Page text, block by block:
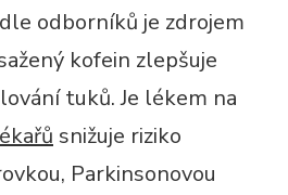
odborníků je zdrojem
kofein zlepšuje
tuků. Je lékem na
snižuje riziko
Parkinsonovou